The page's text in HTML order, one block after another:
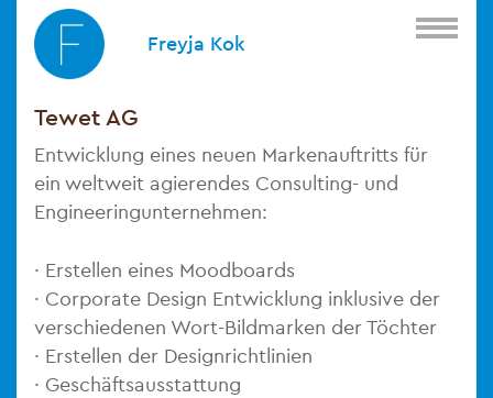
content
Freyja Kok
Tewet AG
Entwicklung eines neuen Markenauftritts für
ein weltweit agierendes Consulting- und
Engineeringunternehmen:
· Erstellen eines Moodboards
· Corporate Design Entwicklung inklusive der
verschiedenen Wort-Bildmarken der Töchter
· Erstellen der Designrichtlinien
· Geschäftsausstattung